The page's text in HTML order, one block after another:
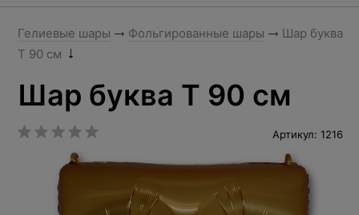
Гелиевые шары Фольгированные шары
Шар буква
Т 90 см
Шар буква Т 90 см
Артикул: 1216